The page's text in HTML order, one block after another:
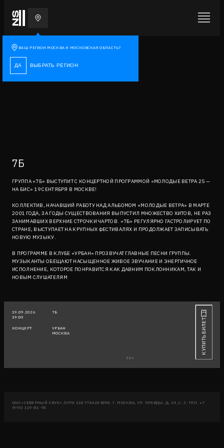
ВАШ РЕГИОН МОСКВА И МОСКОВСКАЯ ОБЛАСТЬ?
ДА ВЫБРАТЬ РЕГИОН
7Б
ГРУППА «7Б» ВЫСТУПИТ С КОНЦЕРТНОЙ ПРОГРАММОЙ «МОЛОДЫЕ ВЕТРА 25 —
НА БИС» 19 СЕНТЯБРЯ В МОСКВЕ!
КОЛЛЕКТИВ, НАЧАВШИЙ РАБОТУ НАД АЛЬБОМОМ «МОЛОДЫЕ ВЕТРА» В МАРТЕ
2001 ГОДА, ЗА ГОДЫ СУЩЕСТВОВАНИЯ ВЫПУСТИЛ МНОЖЕСТВО ХИТОВ, НЕ РАЗ
ЗАНИМАВШИХ ВЕРХНИЕ СТРОЧКИ ЧАРТОВ. «7Б» РЕГУЛЯРНО ГАСТРОЛИРУЕТ ПО
СТРАНЕ, ВЫСТУПАЕТ НА КРУПНЫХ ФЕСТИВАЛЯХ И ПРОДОЛЖАЕТ ЗАПИСЫВАТЬ
НОВУЮ МУЗЫКУ.
В ПРОГРАММЕ В КЛУБЕ «УРБАН» ПРОЗВУЧАТ ГЛАВНЫЕ ПЕСНИ ГРУППЫ.
МУЗЫКАНТЫ ОБЕЩАЮТ НАСЫЩЕННОЕ ЖИВОЕ ЗВУЧАНИЕ И ЭНЕРГИЧНОЕ
ИСПОЛНЕНИЕ, КОТОРОЕ ПОНРАВИТСЯ КАК ДАВНИМ ПОКЛОННИКАМ, ТАК И
НОВЫМ СЛУШАТЕЛЯМ
19.09.2026
19:00
7Б
КОНЦЕРТ
УРБАН
МОСКВА
16+
КУПИТЬ БИЛЕТ
ООО «СЕВЕРНЫЙ ЗВУК», ОГРН 1187746204898. Г. МОСКВА, УЛ. ПРАВДЫ, Д. 24, С. 3. ТЕЛ. +7
(995) 119-81-78